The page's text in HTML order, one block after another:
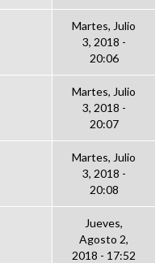
Martes, Julio
3, 2018 -
20:06
Martes, Julio
3, 2018 -
20:07
Martes, Julio
3, 2018 -
20:08
Jueves,
Agosto 2,
2018 - 17:52